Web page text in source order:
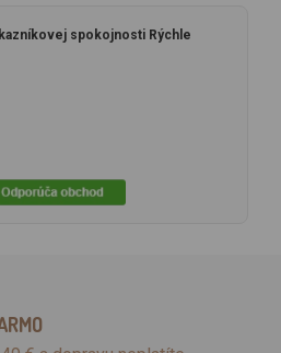
spokojnosti Rýchle